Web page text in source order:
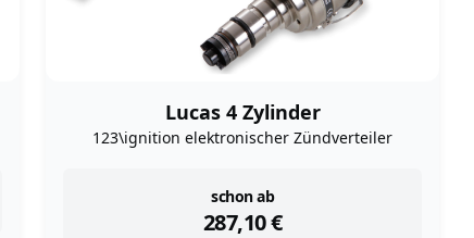
Lucas 4 Zylinder
123\ignition elektronischer Zündverteiler
schon ab
287,10€
instock